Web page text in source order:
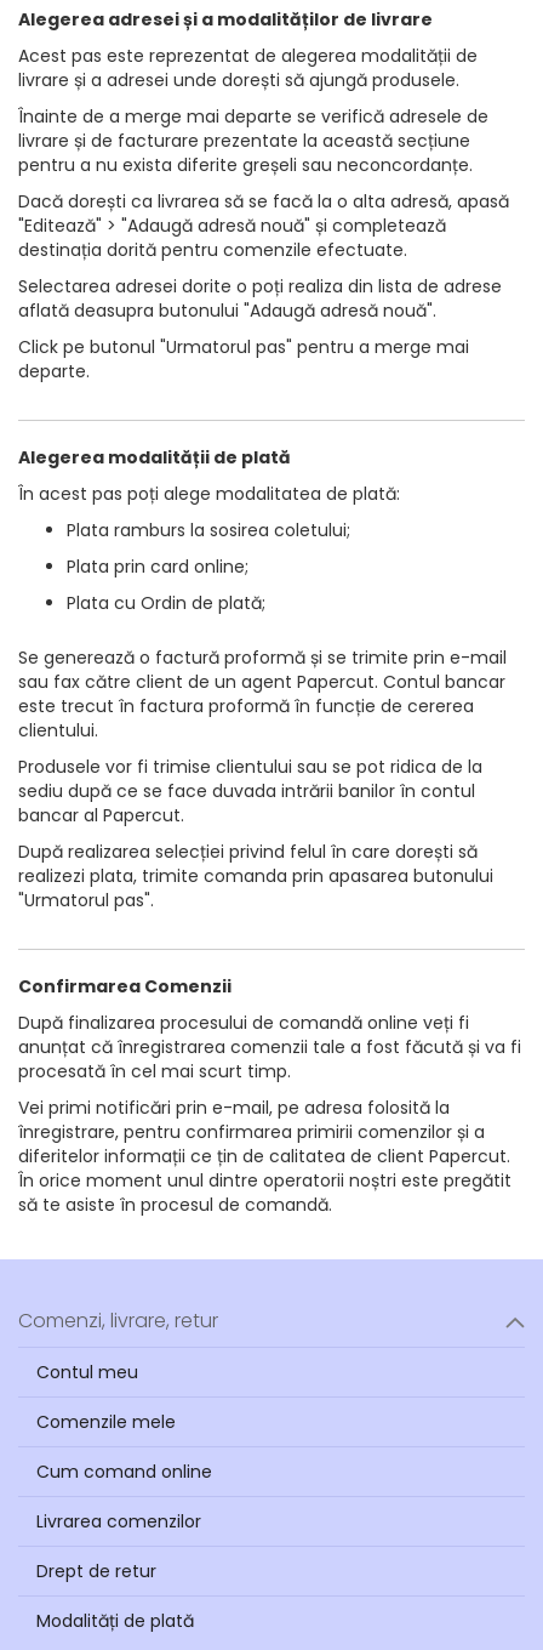
Alegerea adresei și a modalităților de livrare
Acest pas este reprezentat de alegerea modalității de
livrare și a adresei unde dorești să ajungă produsele.
Înainte de a merge mai departe se verifică adresele de
livrare și de facturare prezentate la această secțiune
pentru a nu exista diferite greșeli sau neconcordanțe.
Dacă dorești ca livrarea să se facă la o alta adresă, apasă
"Editează" > "Adaugă adresă nouă" și completează
destinația dorită pentru comenzile efectuate.
Selectarea adresei dorite o poți realiza din lista de adrese
aflată deasupra butonului "Adaugă adresă nouă".
Click pe butonul "Urmatorul pas" pentru a merge mai
departe.
Alegerea modalității de plată
În acest pas poți alege modalitatea de plată:
Plata ramburs la sosirea coletului;
Plata prin card online;
Plata cu Ordin de plată;
Se generează o factură proformă și se trimite prin e-mail
sau fax către client de un agent Papercut. Contul bancar
este trecut în factura proformă în funcție de cererea
clientului.
Produsele vor fi trimise clientului sau se pot ridica de la
sediu după ce se face duvada intrării banilor în contul
bancar al Papercut.
După realizarea selecției privind felul în care dorești să
realizezi plata, trimite comanda prin apasarea butonului
"Urmatorul pas".
Confirmarea Comenzii
După finalizarea procesului de comandă online veți fi
anunțat că înregistrarea comenzii tale a fost făcută și va fi
procesată în cel mai scurt timp.
Vei primi notificări prin e-mail, pe adresa folosită la
înregistrare, pentru confirmarea primirii comenzilor și a
diferitelor informații ce țin de calitatea de client Papercut.
În orice moment unul dintre operatorii noștri este pregătit
să te asiste în procesul de comandă.
Comenzi, livrare, retur
Contul meu
Comenzile mele
Cum comand online
Livrarea comenzilor
Drept de retur
Modalități de plată